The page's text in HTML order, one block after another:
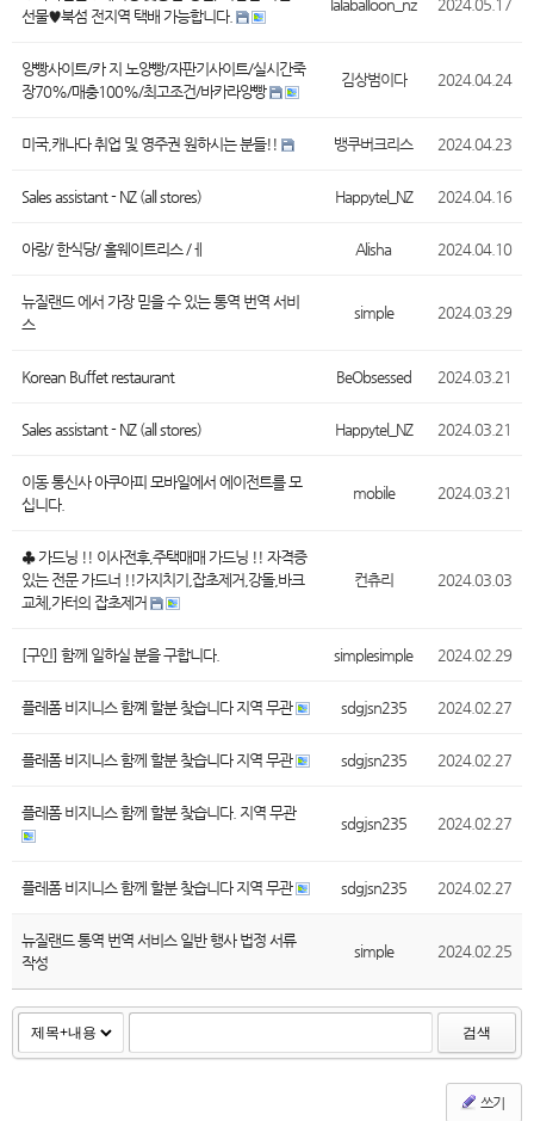
선물♥︎북섬 전지역 택배 가능합니다.
lalaballoon_nz 2024.05.17
양빵사이트/카 지 노양빵/자판기사이트/실시간죽
장70%/매충100%/최고조건/바카라양빵
김상범이다 2024.04.24
미국,캐나다 취업 및 영주권 원하시는 분들!! 뱅쿠버크리스 2024.04.23
Sales assistant - NZ (all stores) Happytel_NZ 2024.04.16
아랑/ 한식당/ 홀웨이트리스 /ㅔ Alisha 2024.04.10
뉴질랜드 에서 가장 믿을 수 있는 통역 번역 서비
스
simple 2024.03.29
Korean Buffet restaurant BeObsessed 2024.03.21
Sales assistant - NZ (all stores) Happytel_NZ 2024.03.21
이동 통신사 아쿠아피 모바일에서 에이전트를 모
십니다.
mobile 2024.03.21
♣ 가드닝 !! 이사전후,주택매매 가드닝 !! 자격증
있는 전문 가드너 !!가지치기,잡초제거,강돌,바크
교체,가터의 잡초제거
컨츄리 2024.03.03
[구인] 함께 일하실 분을 구합니다. simplesimple 2024.02.29
플레폼 비지니스 함꼐 할분 찾습니다 지역 무관 sdgjsn235 2024.02.27
플레폼 비지니스 함께 할분 찾습니다 지역 무관 sdgjsn235 2024.02.27
플레폼 비지니스 함께 할분 찾습니다. 지역 무관
sdgjsn235 2024.02.27
플레폼 비지니스 함께 할분 찾습니다 지역 무관 sdgjsn235 2024.02.27
뉴질랜드 통역 번역 서비스 일반 행사 법정 서류
작성
simple 2024.02.25
검색
쓰기